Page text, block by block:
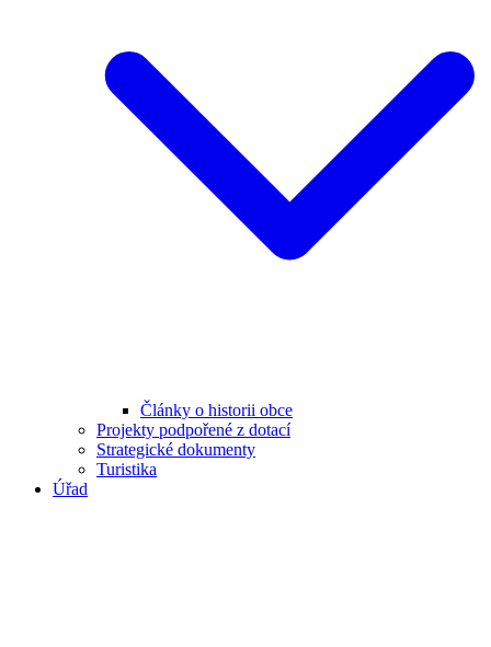
Články o historii obce
Projekty podpořené z dotací
Strategické dokumenty
Turistika
Úřad